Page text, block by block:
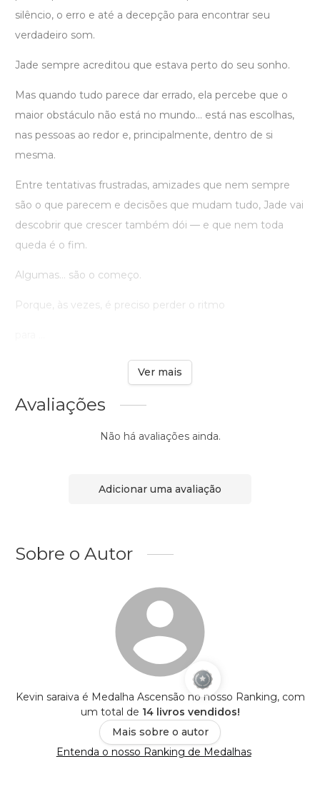
silêncio, o erro e até a decepção para encontrar seu
verdadeiro som.
Jade sempre acreditou que estava perto do seu sonho.
Mas quando tudo parece dar errado, ela percebe que o
maior obstáculo não está no mundo… está nas escolhas,
nas pessoas ao redor e, principalmente, dentro de si
mesma.
Entre tentativas frustradas, amizades que nem sempre
são o que parecem e decisões que mudam tudo, Jade vai
descobrir que crescer também dói — e que nem toda
queda é o fim.
Algumas… são o começo.
Porque, às vezes, é preciso perder o ritmo
Ver mais
Avaliações
Não há avaliações ainda.
Adicionar uma avaliação
Sobre o Autor
Kevin saraiva é Medalha Ascensão no nosso Ranking, com
um total de 14 livros vendidos!
Mais sobre o autor
Entenda o nosso Ranking de Medalhas